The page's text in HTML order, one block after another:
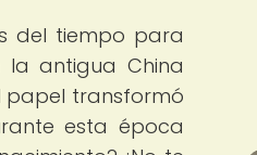
del tiempo para
la antigua China
papel transformó
esta época